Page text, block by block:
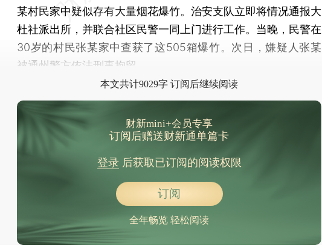
某村民家中疑似存有大量烟花爆竹。治安支队立即将情况通报大
杜社派出所，并联合社区民警一同上门进行工作。当晚，民警在
30岁的村民张某家中查获了这505箱爆竹。次日，嫌疑人张某
被通州警方依法刑事拘留。
本文共计9029字 订阅后继续阅读
财新mini+会员专享
订阅后赠送财新通单篇卡
登录后获取已订阅的阅读权限
订阅
全年畅览 轻松阅读